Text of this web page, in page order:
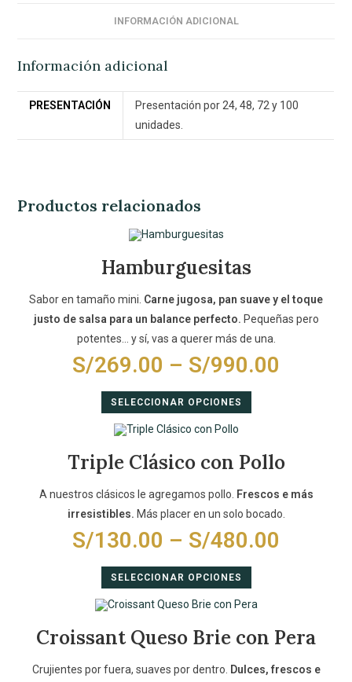
INFORMACIÓN ADICIONAL
Información adicional
PRESENTACIÓN
Presentación por 24, 48, 72 y 100
unidades.
Productos relacionados
Hamburguesitas
Sabor en tamaño mini. Carne jugosa, pan suave y el toque
justo de salsa para un balance perfecto. Pequeñas pero
potentes… y sí, vas a querer más de una.
S/269.00 – S/990.00
SELECCIONAR OPCIONES
Triple Clásico con Pollo
A nuestros clásicos le agregamos pollo. Frescos e más
irresistibles. Más placer en un solo bocado.
S/130.00 – S/480.00
SELECCIONAR OPCIONES
Croissant Queso Brie con Pera
Crujientes por fuera, suaves por dentro. Dulces, frescos e